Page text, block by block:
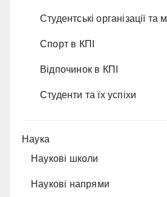
Студентські організації та
Спорт в КПІ
Відпочинок в КПІ
Студенти та їх успіхи
Наука
Наукові школи
Наукові напрями